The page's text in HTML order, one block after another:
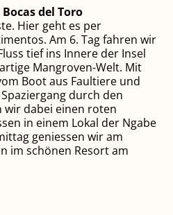
del Toro
Hier geht es per
Am 6. Tag fahren wir
tief ins Innere der Insel
Mangroven-Welt. Mit
Boot aus Faultiere und
durch den
wir dabei einen roten
in einem Lokal der Ngabe
geniessen wir am
im schönen Resort am